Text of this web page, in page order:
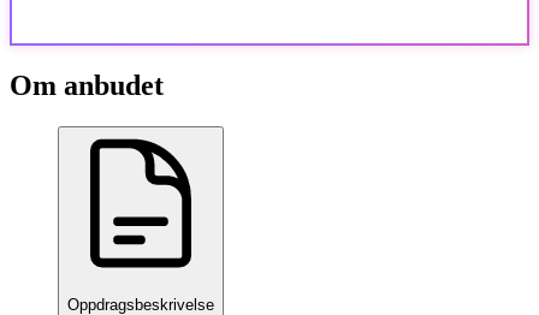
Om anbudet
Oppdragsbeskrivelse